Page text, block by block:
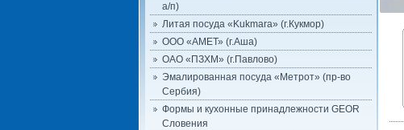
а/п)
Литая посуда «Kukmara» (г.Кукмор)
ООО «АМЕТ» (г.Аша)
ОАО «ПЗХМ» (г.Павлово)
Эмалированная посуда «Метрот» (пр-во
Сербия)
Формы и кухонные принадлежности GEOR
Словения